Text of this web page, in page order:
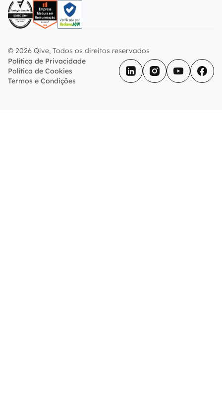
© 2026 Qive, Todos os direitos reservados
Política de Privacidade
Política de Cookies
Termos e Condições